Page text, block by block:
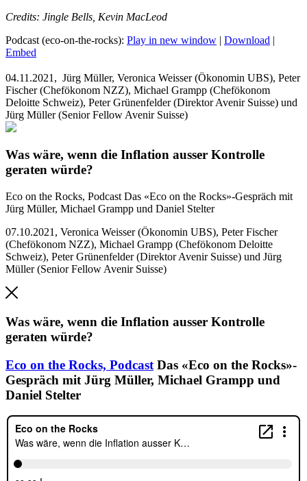
Credits: Jingle Bells, Kevin MacLeod
Podcast (eco-on-the-rocks): Play in new window | Download |
Embed
04.11.2021, Jürg Müller, Veronica Weisser (Ökonomin UBS), Peter
Fischer (Chefökonom NZZ), Michael Grampp (Chefökonom
Deloitte Schweiz), Peter Grünenfelder (Direktor Avenir Suisse) und
Jürg Müller (Senior Fellow Avenir Suisse)
Was wäre, wenn die Inflation ausser Kontrolle
geraten würde?
Eco on the Rocks, Podcast Das «Eco on the Rocks»-Gespräch mit
Jürg Müller, Michael Grampp und Daniel Stelter
07.10.2021 , Veronica Weisser (Ökonomin UBS), Peter Fischer
(Chefökonom NZZ), Michael Grampp (Chefökonom Deloitte
Schweiz), Peter Grünenfelder (Direktor Avenir Suisse) und Jürg
Müller (Senior Fellow Avenir Suisse)
Was wäre, wenn die Inflation ausser Kontrolle
geraten würde?
Eco on the Rocks, Podcast Das «Eco on the Rocks»-
Gespräch mit Jürg Müller, Michael Grampp und
Daniel Stelter